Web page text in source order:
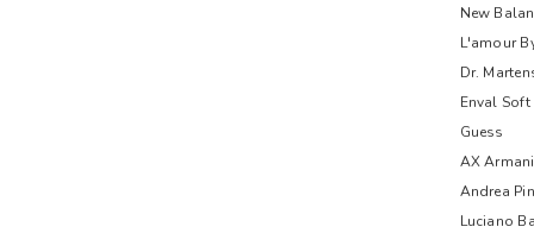
New
L'amour
Dr.
Enval Soft
Guess
AX
Andrea
Luciano